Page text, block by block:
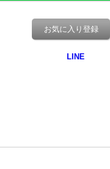
お気に入り登録